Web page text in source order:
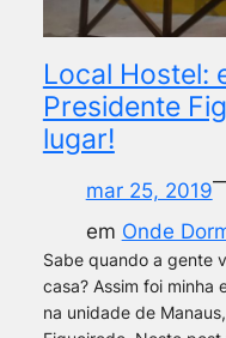
Local Hostel:
Presidente
lugar!
mar 25, 2019
em Onde
Sabe quando a gente
casa? Assim foi minha
na unidade de